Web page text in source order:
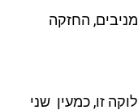
החזקה
זו, כמעין שני